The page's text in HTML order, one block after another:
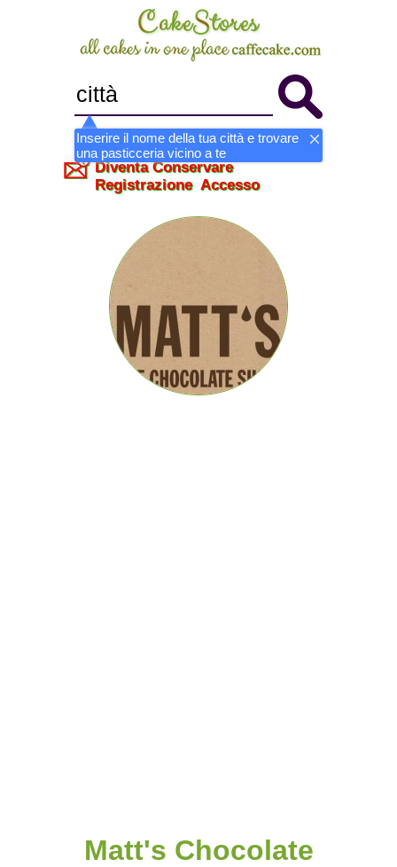
Inserire il nome della tua città e trovare
una pasticceria vicino a te
Diventa Conservare
Registrazione Accesso
Matt's Chocolate